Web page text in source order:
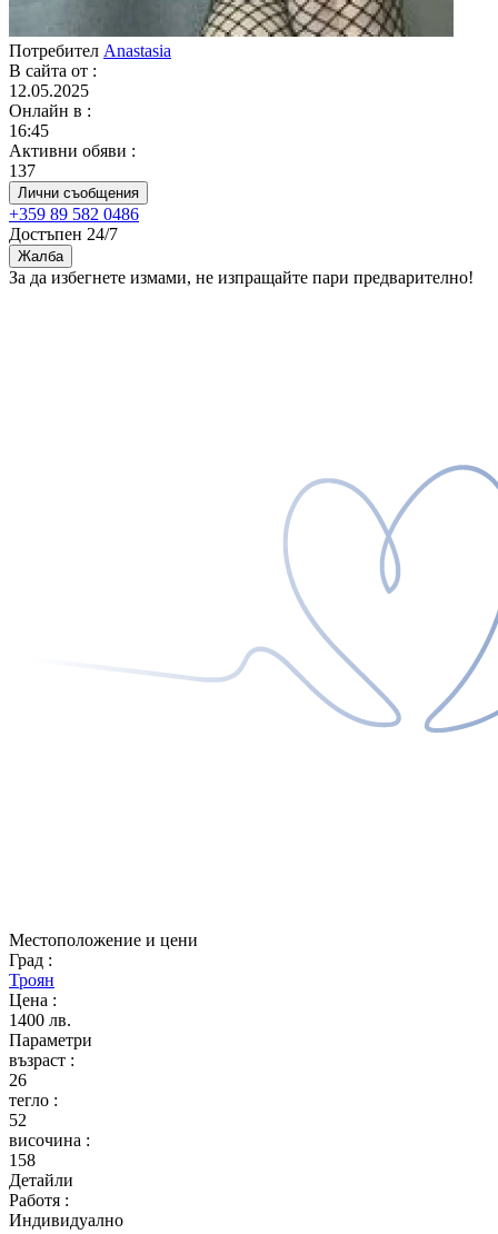
Потребител Anastasia
В сайта от :
12.05.2025
Онлайн в :
16:45
Активни обяви :
137
Лични съобщения
+359 89 582 0486
Достъпен 24/7
Жалба
За да избегнете измами, не изпращайте пари предварително!
Местоположение и цени
Град :
Троян
Цена :
1400 лв.
Параметри
възраст :
26
тегло :
52
височина :
158
Детайли
Работя :
Индивидуално